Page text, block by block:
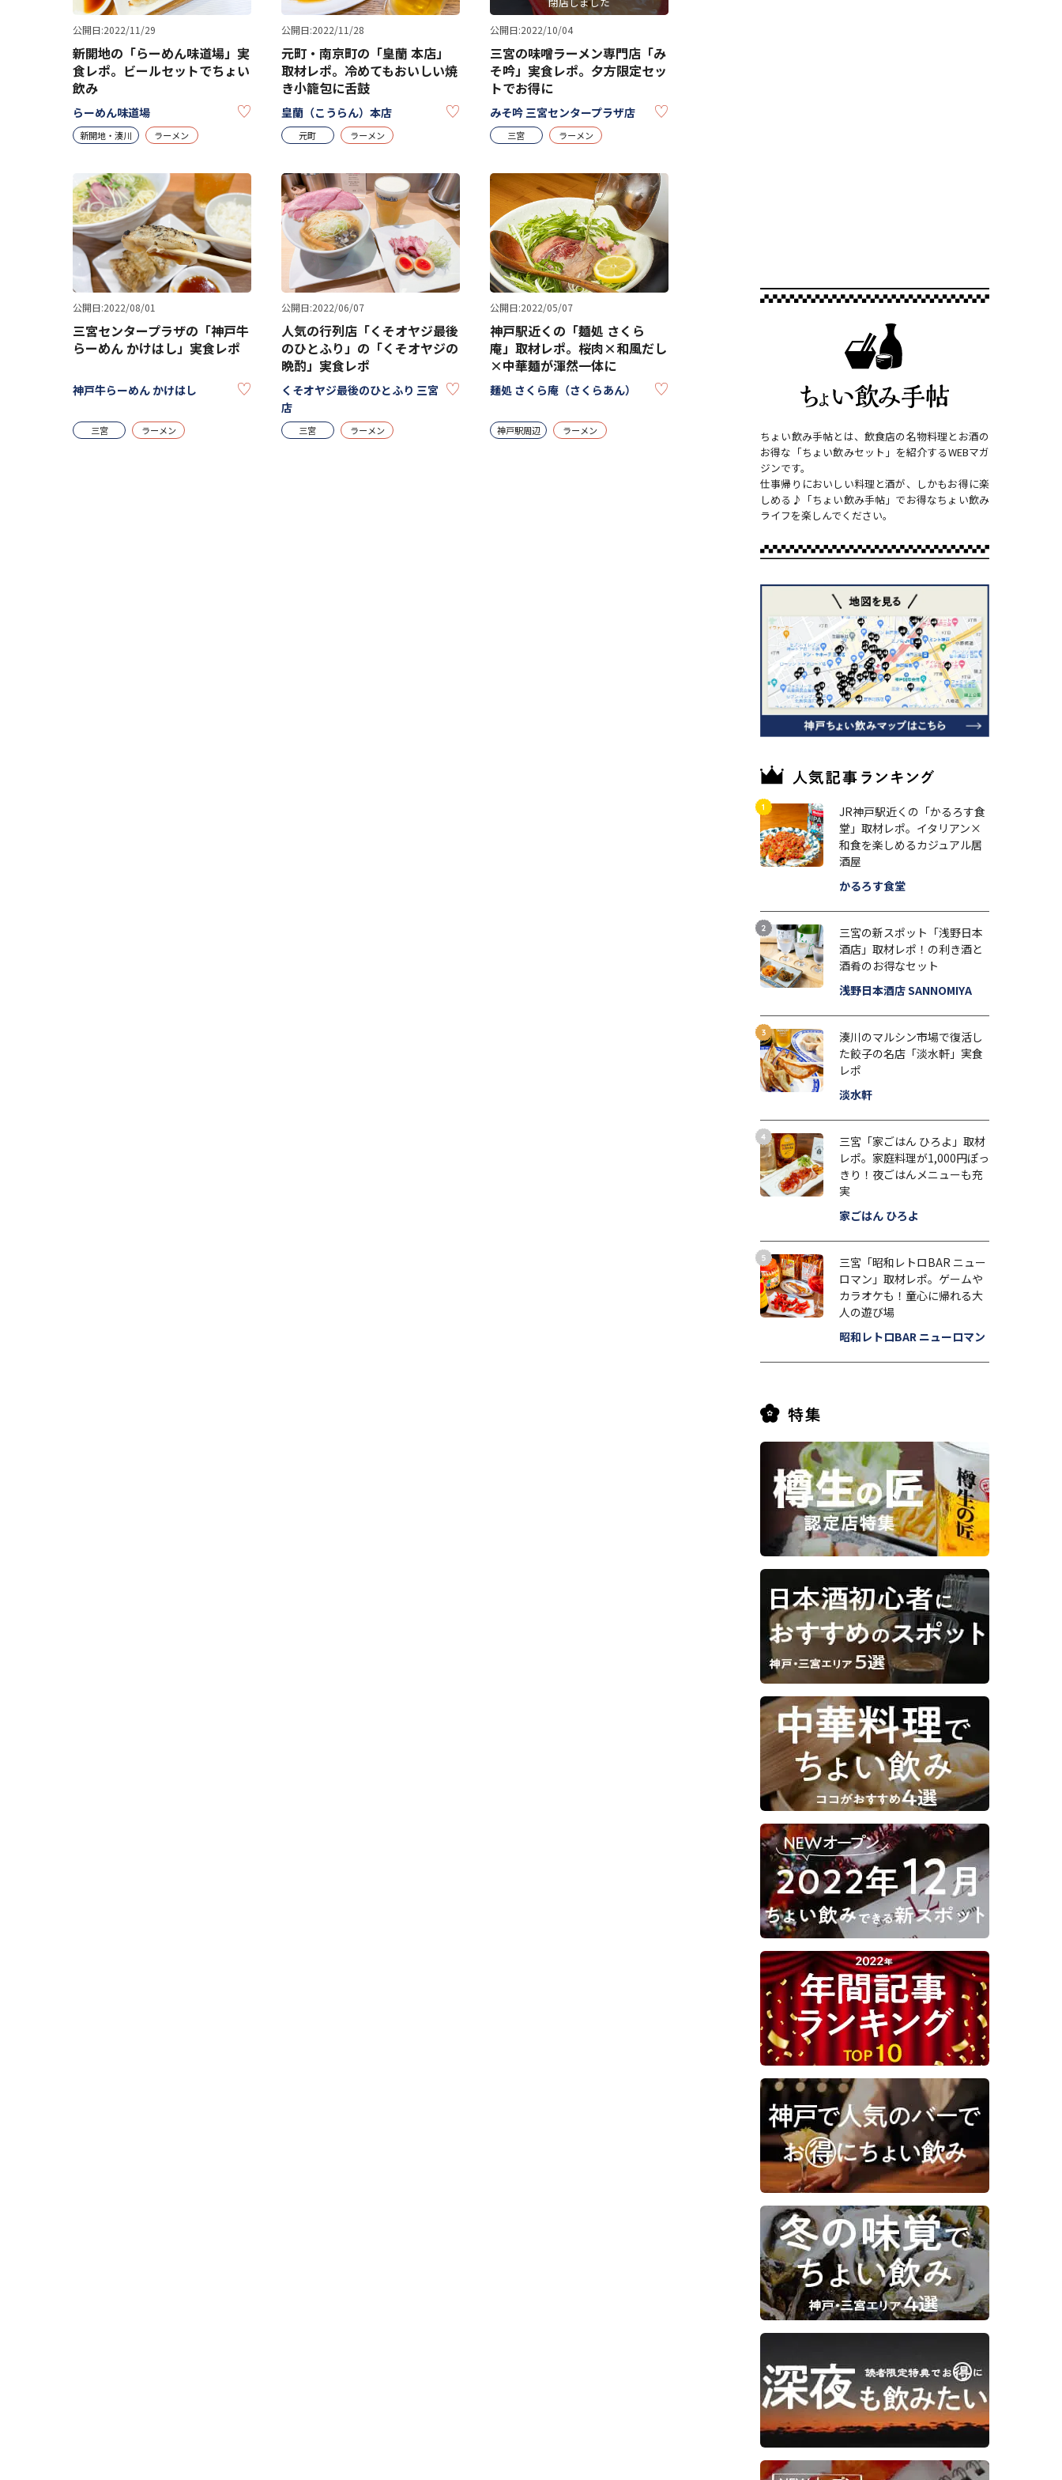
公開日:2022/11/29
新開地の「らーめん味道場」実
食レポ。ビールセットでちょい
飲み
らーめん味道場
新開地・湊川 ラーメン
公開日:2022/11/28
元町・南京町の「皇蘭 本店」
取材レポ。冷めてもおいしい焼
き小籠包に舌鼓
皇蘭（こうらん）本店
元町 ラーメン
公開日:2022/10/04
三宮の味噌ラーメン専門店「み
そ吟」実食レポ。夕方限定セッ
トでお得に
みそ吟 三宮センタープラザ店
三宮 ラーメン
公開日:2022/08/01
三宮センタープラザの「神戸牛
らーめん かけはし」実食レポ
神戸牛らーめん かけはし
三宮 ラーメン
公開日:2022/06/07
人気の行列店「くそオヤジ最後
のひとふり」の「くそオヤジの
晩酌」実食レポ
くそオヤジ最後のひとふり 三宮
店
KEEP
三宮 ラーメン
公開日:2022/05/07
神戸駅近くの「麺処 さくら
庵」取材レポ。桜肉×和風だし
×中華麺が渾然一体に
麺処 さくら庵（さくらあん）
神戸駅周辺 ラーメン
ちょい飲み手帖とは、飲食店の名物料理とお酒の
お得な「ちょい飲みセット」を紹介するWEBマガ
ジンです。
仕事帰りにおいしい料理と酒が、しかもお得に楽
しめる♪「ちょい飲み手帖」でお得なちょい飲み
ライフを楽しんでください。
JR神戸駅近くの「かるろす食
堂」取材レポ。イタリアン×
和食を楽しめるカジュアル居
酒屋
かるろす食堂
三宮の新スポット「浅野日本
酒店」取材レポ！の利き酒と
酒肴のお得なセット
浅野日本酒店 SANNOMIYA
湊川のマルシン市場で復活し
た餃子の名店「淡水軒」実食
レポ
淡水軒
三宮「家ごはん ひろよ」取材
レポ。家庭料理が1,000円ぽっ
きり！夜ごはんメニューも充
実
家ごはん ひろよ
三宮「昭和レトロBAR ニュー
ロマン」取材レポ。ゲームや
カラオケも！童心に帰れる大
人の遊び場
昭和レトロBAR ニューロマン